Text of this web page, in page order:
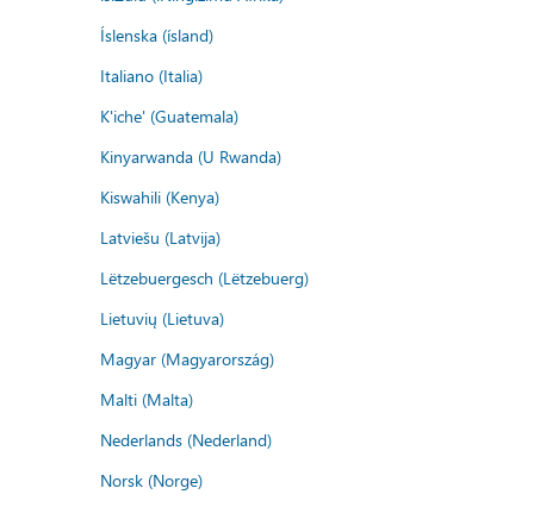
Íslenska (ísland)
Italiano (Italia)
K'iche' (Guatemala)
Kinyarwanda (U Rwanda)
Kiswahili (Kenya)
Latviešu (Latvija)
Lëtzebuergesch (Lëtzebuerg)
Lietuvių (Lietuva)
Magyar (Magyarország)
Malti (Malta)
Nederlands (Nederland)
Norsk (Norge)